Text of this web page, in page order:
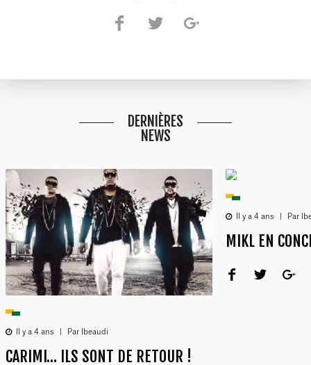
DERNIÈRES
NEWS
Il y a 4 ans Par lbeaudi
CARIMI… ILS SONT DE RETOUR !
Il y a 4 ans Par
MIKL EN